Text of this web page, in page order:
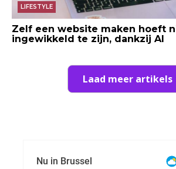
LIFESTYLE
Zelf een website maken hoeft
ingewikkeld te zijn, dankzij AI
Laad meer artikels